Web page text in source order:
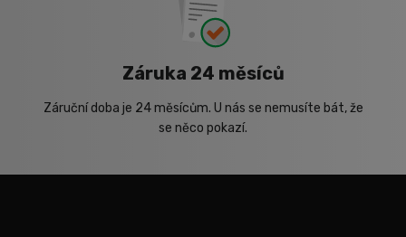
Záruka 24 měsíců
Záruční doba je 24 měsícům. U nás se nemusíte bát, že
se něco pokazí.